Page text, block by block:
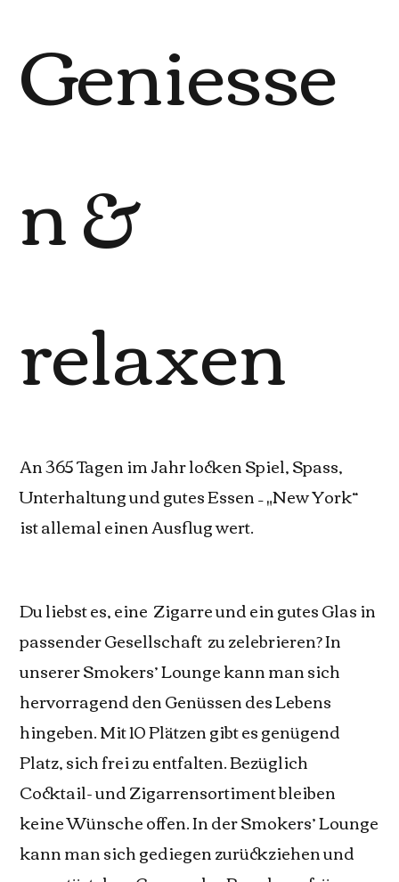
Geniesse
n &
relaxen
An 365 Tagen im Jahr locken Spiel, Spass,
Unterhaltung und gutes Essen – „New York“
ist allemal einen Ausflug wert.
Du liebst es, eine Zigarre und ein gutes Glas in
passender Gesellschaft zu zelebrieren? In
unserer Smokers’ Lounge kann man sich
hervorragend den Genüssen des Lebens
hingeben. Mit 10 Plätzen gibt es genügend
Platz, sich frei zu entfalten. Bezüglich
Cocktail- und Zigarrensortiment bleiben
keine Wünsche offen. In der Smokers’ Lounge
kann man sich gediegen zurückziehen und